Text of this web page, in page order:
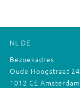
NL DE
Bezoekadres
Oude Hoogstraat 24
1012 CE Amsterdam